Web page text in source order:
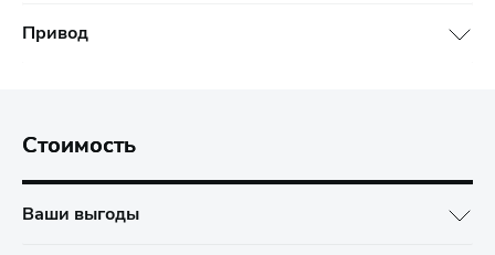
Привод
Стоимость
Ваши выгоды